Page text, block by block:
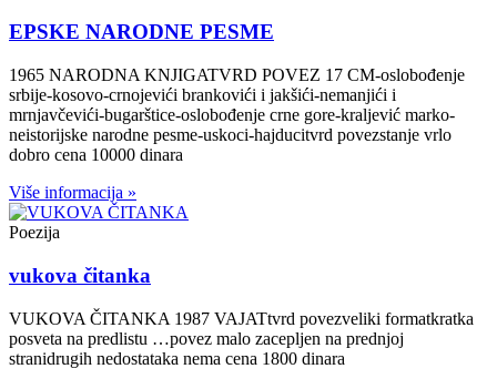
EPSKE NARODNE PESME
1965 NARODNA KNJIGATVRD POVEZ 17 CM-oslobođenje
srbije-kosovo-crnojevići brankovići i jakšići-nemanjići i
mrnjavčevići-bugarštice-oslobođenje crne gore-kraljević marko-
neistorijske narodne pesme-uskoci-hajducitvrd povezstanje vrlo
dobro cena 10000 dinara
Više informacija »
Poezija
vukova čitanka
VUKOVA ČITANKA 1987 VAJATtvrd povezveliki formatkratka
posveta na predlistu …povez malo zacepljen na prednjoj
stranidrugih nedostataka nema cena 1800 dinara